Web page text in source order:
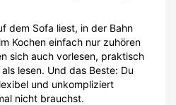
dem Sofa liest, in der Bahn
Kochen einfach nur zuhören
sich auch vorlesen, praktisch
lesen. Und das Beste: Du
und unkompliziert
nicht brauchst.